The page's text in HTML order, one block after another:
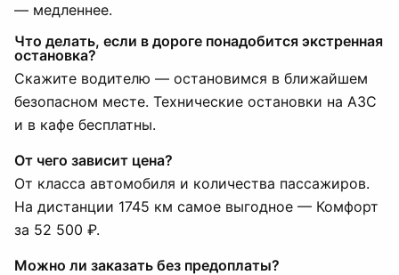
— медленнее.
Что делать, если в дороге понадобится экстренная
остановка?
Скажите водителю — остановимся в ближайшем
безопасном месте. Технические остановки на АЗС
и в кафе бесплатны.
От чего зависит цена?
От класса автомобиля и количества пассажиров.
На дистанции 1745 км самое выгодное — Комфорт
за 52 500 ₽.
Можно ли заказать без предоплаты?